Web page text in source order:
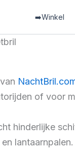
➡️Winkel
of voor
hinderlijke
lantaarnpalen.